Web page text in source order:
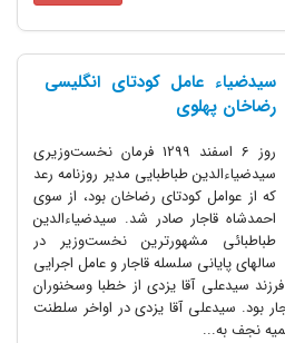
سیدضیاء عامل کودتای انگلیسی
رضاخان‌ پهلوی
روز 6 اسفند 1299 فرمان نخست‌وزیری
سیدضیاءالدین طباطبایی مدیر روزنامه رعد
که از عوامل کودتای رضاخان بود، از سوی
احمدشاه قاجار صادر شد. سیدضیاءالدین
طباطبائی مشهورترین نخست‌وزیر در
سالهای پایانی سلسله قاجار و عامل اجرایی
سیدعلی آقا یزدی از خطبا وسخنوران
بود. سیدعلی آقا یزدی در اواخر سلطنت
نجف به...